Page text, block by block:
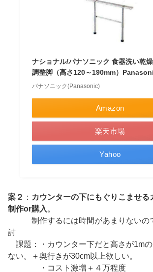
ナショナル/パナソニック 食器洗い乾
調整脚（高さ120～190mm）
パナソニック(Panasonic)
Amazon
楽天市場
Yahoo
案２ ： カウンターの下にもぐりこませる
制作or購入 。
制作するには時間があまりないの
討
課題：・カウンター下だと高さが1m
ない。＋奥行きが30cm以上欲しい。
・コスト激増＋４万程度